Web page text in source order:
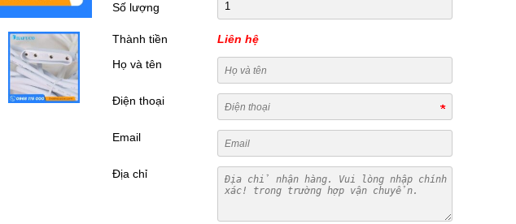
Số lượng
Thành tiền
Liên hệ
Họ và tên
Điện thoại
Email
Địa chỉ